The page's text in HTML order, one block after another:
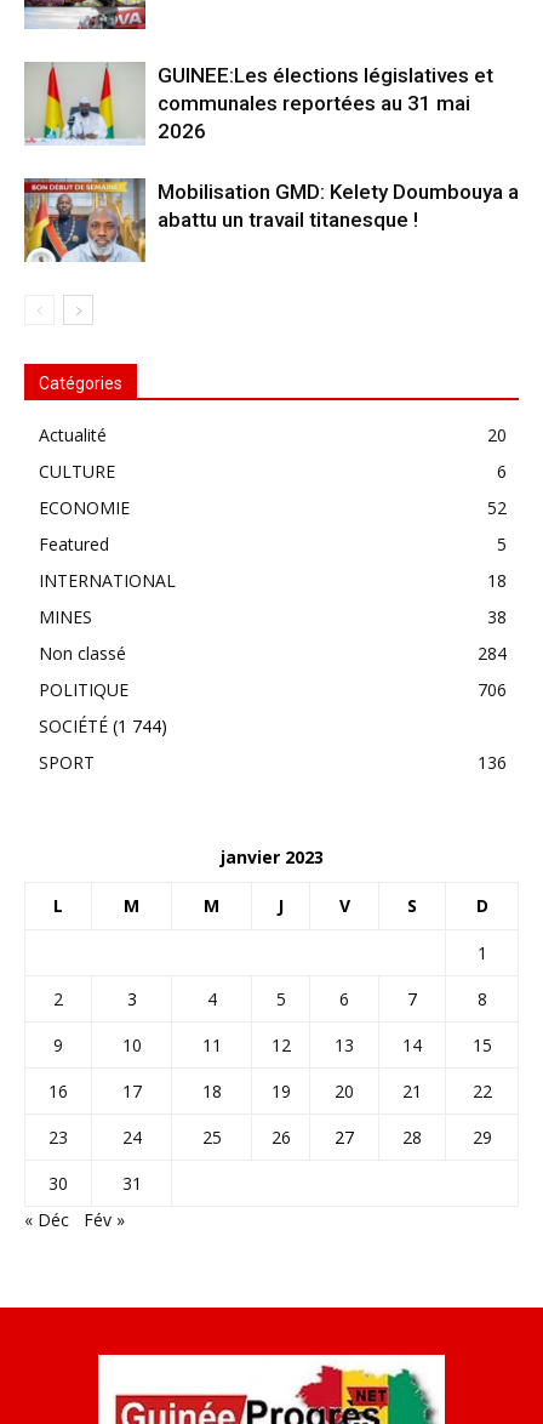
GUINEE:Les élections législatives et
communales reportées au 31 mai
2026
Mobilisation GMD: Kelety Doumbouya a
abattu un travail titanesque !
Catégories
Actualité
20
CULTURE
6
ECONOMIE
52
Featured
5
INTERNATIONAL
18
MINES
38
Non classé
284
POLITIQUE
706
SOCIÉTÉ (1 744)
SPORT
136
janvier 2023
L M M J V S D
1
2
3 4 5 6 7
8
9
10 11 12 13 14
15
16
17 18 19 20 21
22
23
24 25 26 27 28
29
30
31
« Déc
Fév »